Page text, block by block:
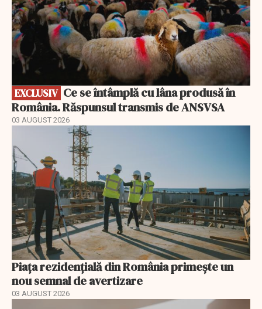
EXCLUSIV
România. Răspunsul transmis de ANSVSA
03 AUGUST 2026
Piața rezidențială din România primește un
nou semnal de avertizare
03 AUGUST 2026